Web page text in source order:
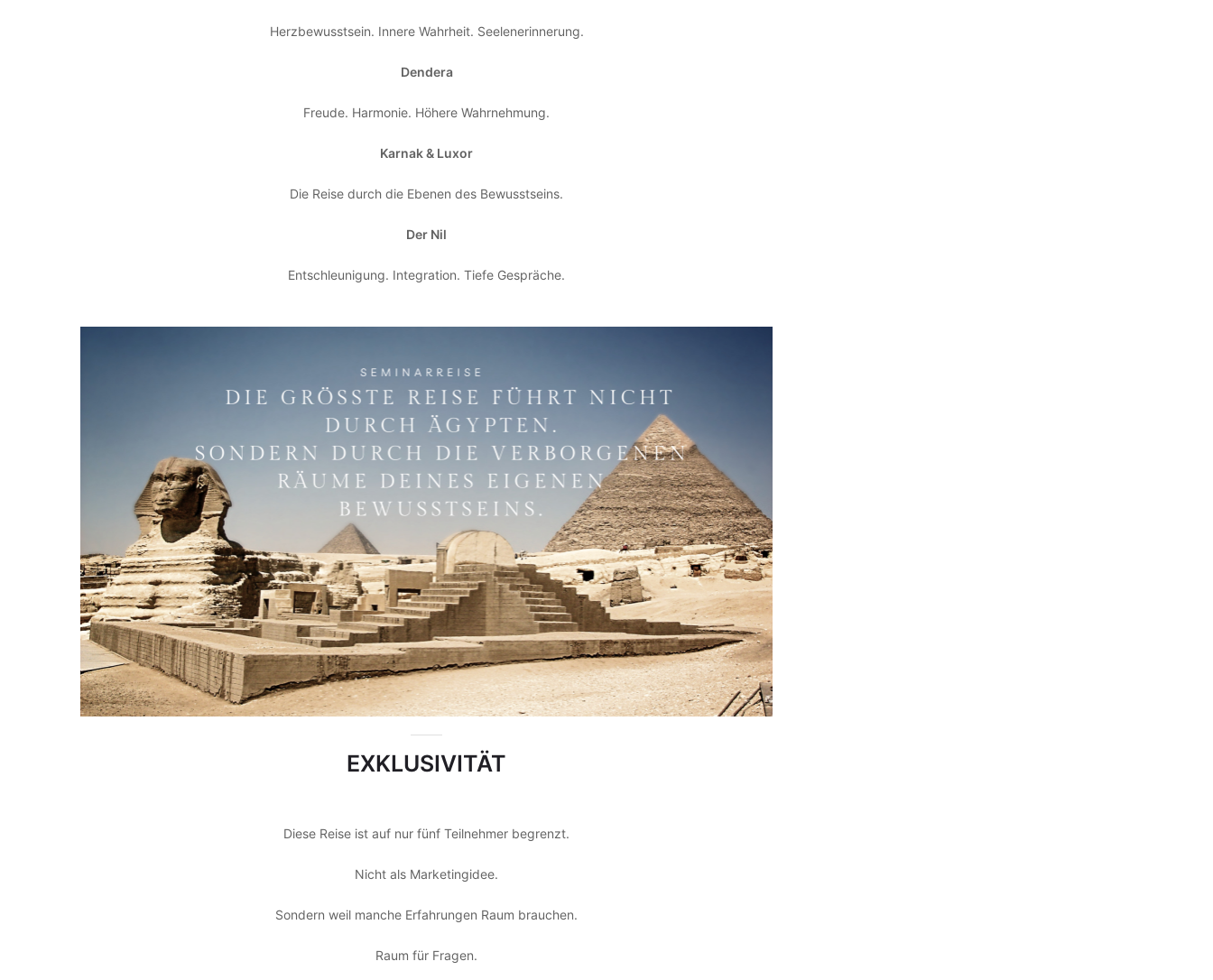
Herzbewusstsein. Innere Wahrheit. Seelenerinnerung.
Dendera
Freude. Harmonie. Höhere Wahrnehmung.
Karnak & Luxor
Die Reise durch die Ebenen des Bewusstseins.
Der Nil
Entschleunigung. Integration. Tiefe Gespräche.
EXKLUSIVITÄT
Diese Reise ist auf nur fünf Teilnehmer begrenzt.
Nicht als Marketingidee.
Sondern weil manche Erfahrungen Raum brauchen.
Raum für Fragen.